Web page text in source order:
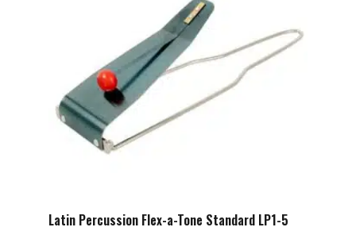
Latin Percussion Flex-a-Tone Standard LP1-5